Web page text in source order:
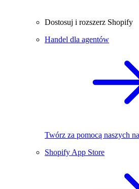
Dostosuj i rozszerz Shopify
Handel dla agentów
Twórz za pomocą naszych
Shopify App Store